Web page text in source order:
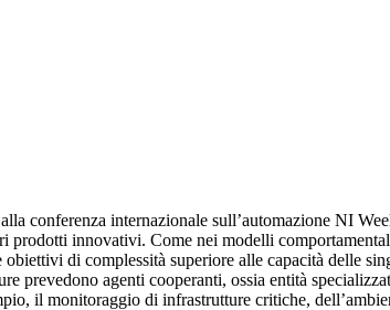
conferenza internazionale sull’automazione NI
prodotti innovativi. Come nei modelli
di complessità superiore alle capacità delle
prevedono agenti cooperanti, ossia entità
il monitoraggio di infrastrutture critiche,